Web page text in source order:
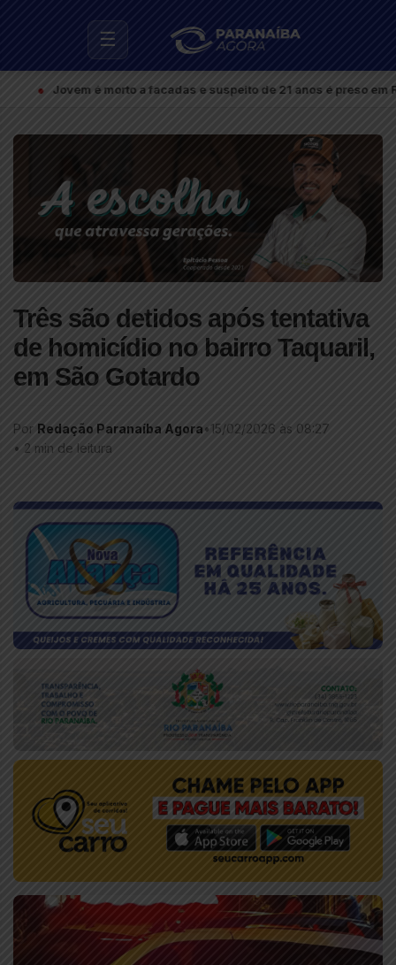
☰
é morto a facadas e suspeito de 21 anos é preso em Rio
Três são detidos após tentativa
de homicídio no bairro Taquaril,
em São Gotardo
Por Redação Paranaíba Agora• 15/02/2026 às 08:27
• 2 min de leitura